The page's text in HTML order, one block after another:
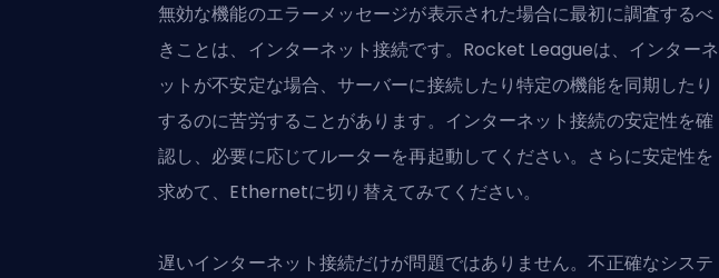
無効な機能のエラーメッセージが表示された場合に最初に調査するべ
きことは、インターネット接続です。Rocket Leagueは、インターネ
ットが不安定な場合、サーバーに接続したり特定の機能を同期したり
するのに苦労することがあります。インターネット接続の安定性を確
認し、必要に応じてルーターを再起動してください。さらに安定性を
求めて、Ethernetに切り替えてみてください。
遅いインターネット接続だけが問題ではありません。不正確なシステ